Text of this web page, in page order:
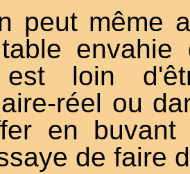
peut même
loin
réel ou
en
de faire